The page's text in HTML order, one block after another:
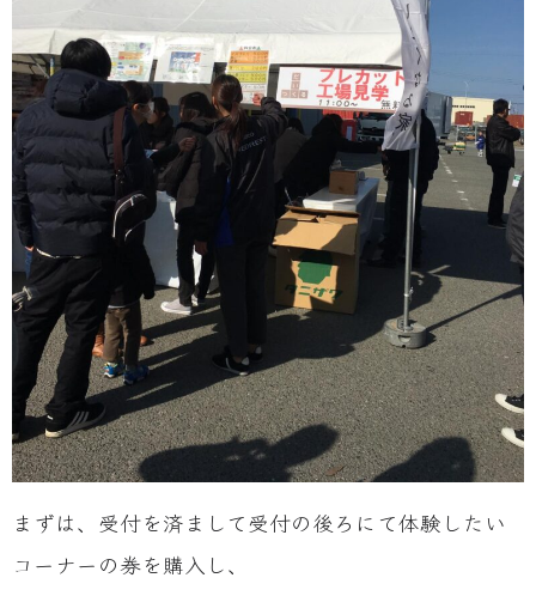
まずは、受付を済まして受付の後ろにて体験したい
コーナーの券を購入し、